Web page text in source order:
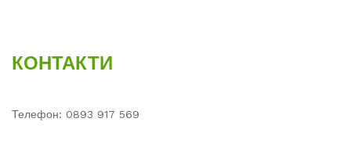
КОНТАКТИ
Телефон: 0893 917 569